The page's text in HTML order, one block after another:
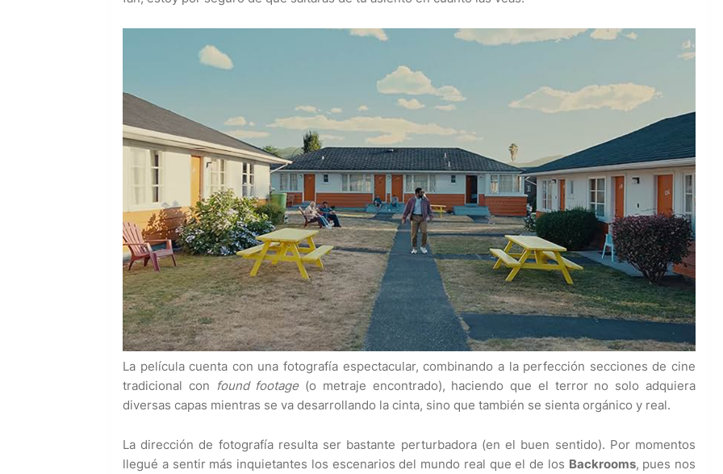
La película cuenta con una fotografía espectacular, combinando a la perfección secciones de cine
tradicional con found footage (o metraje encontrado), haciendo que el terror no solo adquiera
diversas capas mientras se va desarrollando la cinta, sino que también se sienta orgánico y real.
La dirección de fotografía resulta ser bastante perturbadora (en el buen sentido). Por momentos
llegué a sentir más inquietantes los escenarios del mundo real que el de los Backrooms, pues nos